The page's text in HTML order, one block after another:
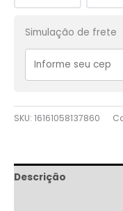
Simulação de frete
SKU: 16161058137860
Descrição